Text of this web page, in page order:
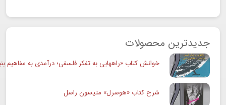
جدیدترین محصولات
خوانش کتاب «راههایی به تفکر فلسفی؛ درآمدی به مفاهیم
شرح کتاب «هوسرل» متیسون راسل